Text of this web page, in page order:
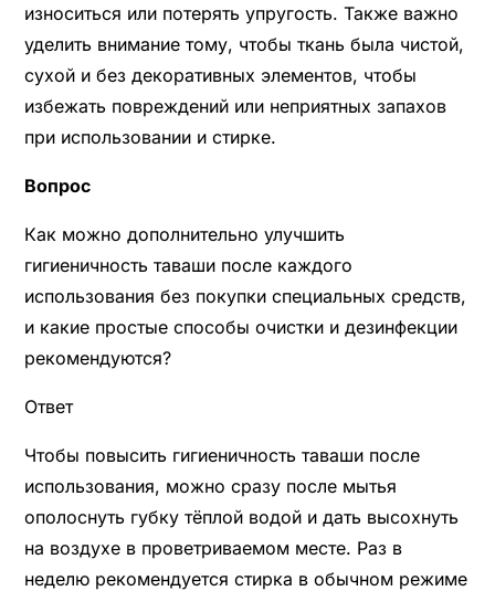
износиться или потерять упругость. Также важно
уделить внимание тому, чтобы ткань была чистой,
сухой и без декоративных элементов, чтобы
избежать повреждений или неприятных запахов
при использовании и стирке.
Вопрос
Как можно дополнительно улучшить
гигиеничность таваши после каждого
использования без покупки специальных средств,
и какие простые способы очистки и дезинфекции
рекомендуются?
Ответ
Чтобы повысить гигиеничность таваши после
использования, можно сразу после мытья
ополоснуть губку тёплой водой и дать высохнуть
на воздухе в проветриваемом месте. Раз в
неделю рекомендуется стирка в обычном режиме